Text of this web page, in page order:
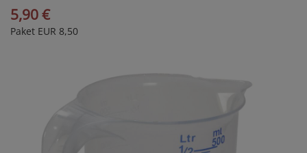
5,90 €
Paket EUR 8,50